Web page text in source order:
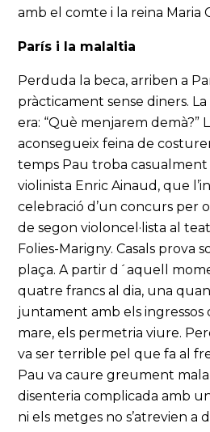
amb el comte i la reina Maria
París i la malaltia
Perduda la beca, arriben a
pràcticament sense diners.
era: “Què menjarem demà?”
aconsegueix feina de
temps Pau troba casualment
violinista Enric Ainaud, que
celebració d’un concurs per
de segon violoncel·lista al
Folies-Marigny. Casals prova
plaça. A partir d´aquell
quatre francs al dia, una
juntament amb els ingressos
mare, els permetria viure.
va ser terrible pel que fa al
Pau va caure greument
disenteria complicada amb
ni els metges no s’atrevien a